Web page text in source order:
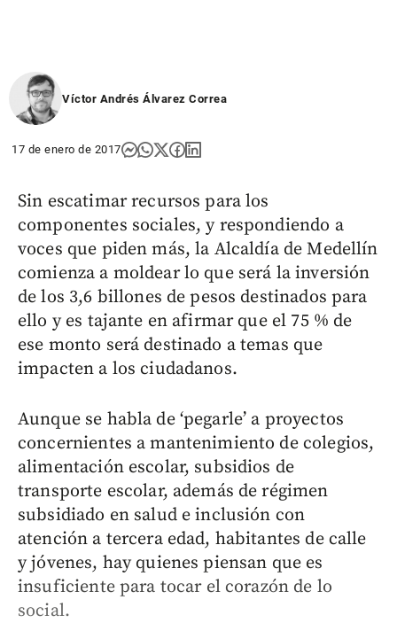
Víctor Andrés Álvarez Correa
17 de enero de 2017
Sin escatimar recursos para los
componentes sociales, y respondiendo a
voces que piden más, la Alcaldía de Medellín
comienza a moldear lo que será la inversión
de los 3,6 billones de pesos destinados para
ello y es tajante en afirmar que el 75 % de
ese monto será destinado a temas que
impacten a los ciudadanos.
Aunque se habla de ‘pegarle’ a proyectos
concernientes a mantenimiento de colegios,
alimentación escolar, subsidios de
transporte escolar, además de régimen
subsidiado en salud e inclusión con
atención a tercera edad, habitantes de calle
y jóvenes, hay quienes piensan que es
insuficiente para tocar el corazón de lo
social.